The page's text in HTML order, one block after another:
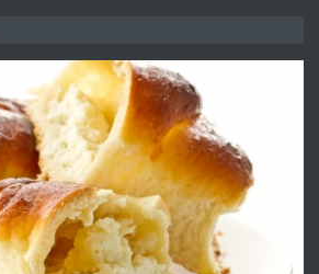
преди 1 година
Работа за общи работници
преди 1 година